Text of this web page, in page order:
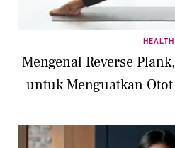
HEALTH
Mengenal Reverse
untuk Menguatkan